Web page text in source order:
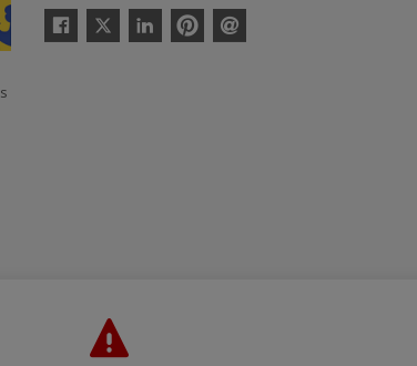
Facebook
Twitter
LinkedinPinterestEnvoyer